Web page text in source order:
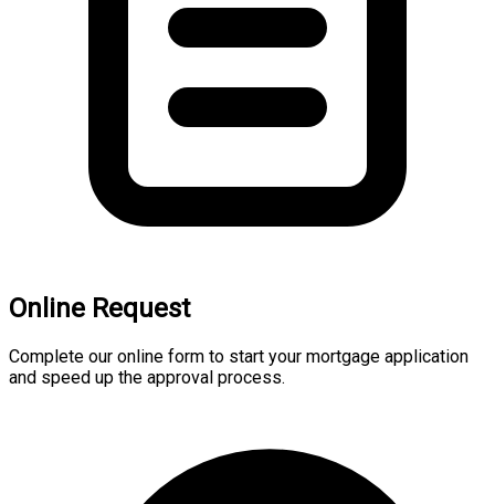
Online Request
Complete our online form to start your mortgage application
and speed up the approval process.